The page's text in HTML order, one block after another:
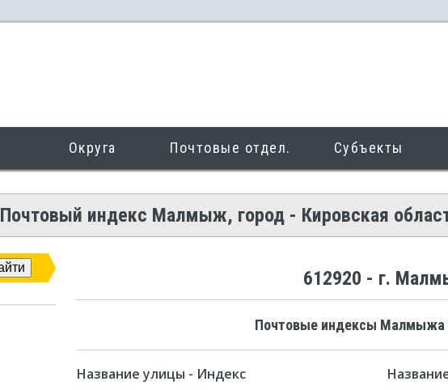
Округа Почтовые отдел. Субъекты
Почтовый индекс Малмыж, город - Кировская
612920 - г.
Почтовые индексы Малмыжа
Название улицы - Индекс